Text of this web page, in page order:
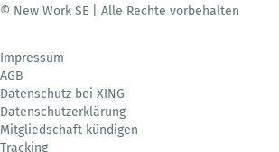
© New Work SE | Alle Rechte vorbehalten
Impressum
AGB
Datenschutz bei XING
Datenschutzerklärung
Mitgliedschaft kündigen
Tracking